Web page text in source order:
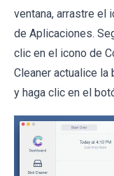
ventana, arrastre el
de Aplicaciones.
clic en el icono de
Cleaner actualice
y haga clic en el